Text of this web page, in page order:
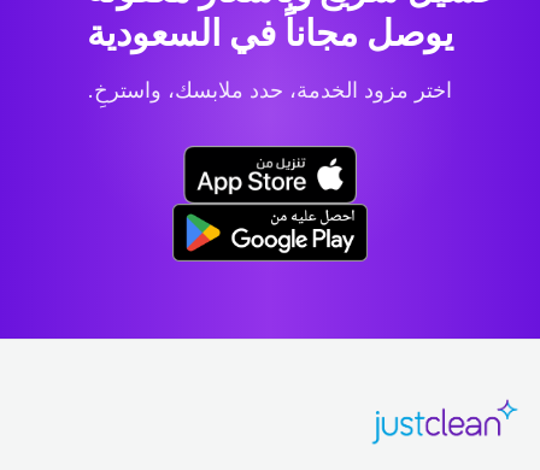
يوصل مجاناً في السعودية
اختر مزود الخدمة، حدد ملابسك، واسترخِ.